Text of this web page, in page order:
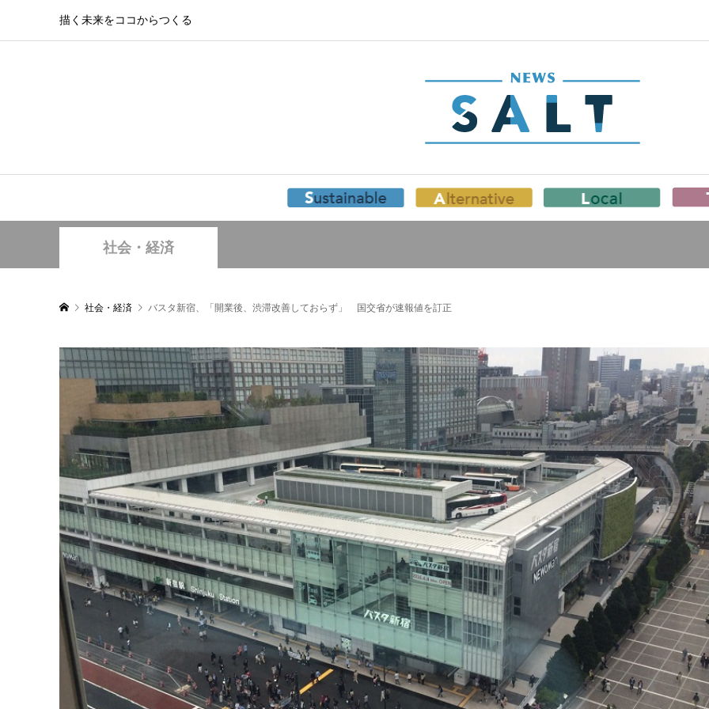
描く未来をココからつくる
社会・経済
社会・経済 バスタ新宿、「開業後、渋滞改善しておらず」 国交省が速報値を訂正